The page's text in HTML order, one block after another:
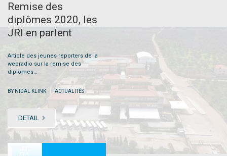
Remise des
diplômes 2020, les
JRI en parlent
Article des jeunes reporters de la
webradio sur la remise des
diplômes…
BY NIDAL KLINK ACTUALITÉS
DETAIL